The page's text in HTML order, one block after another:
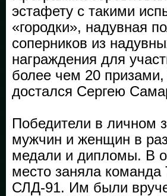
эстафету с такими
«городки», надувная
соперников из
награждения для
более чем 20 призами,
достался Сергею
Победители в личном
мужчин и женщин в
медали и дипломы. В
место заняла
СЛД-91. Им были